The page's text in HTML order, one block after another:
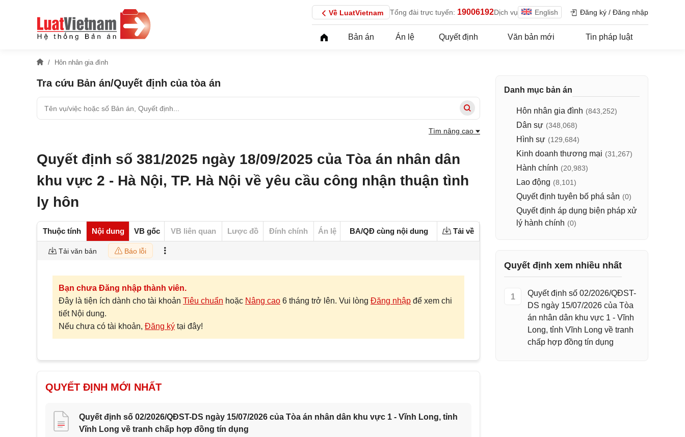
Về LuatVietnam Tổng đài trực tuyến: 19006192Dịch vụ English Đăng ký / Đăng nhập
Bản án Án lệ Quyết định Văn bản mới Tin pháp luật
Hôn nhân gia đình
Tra cứu Bản án/Quyết định của tòa án
Tìm nâng cao
Quyết định số 381/2025 ngày 18/09/2025 của Tòa án nhân dân
khu vực 2 - Hà Nội, TP. Hà Nội về yêu cầu công nhận thuận tình
ly hôn
Thuộc tính Nội dung VB gốc VB liên quan Lược đồ Đính chính Án lệ BA/QĐ cùng nội dung Tải về
Tải văn bản Báo lỗi
Bạn chưa Đăng nhập thành viên.
Đây là tiện ích dành cho tài khoản Tiêu chuẩn hoặc Nâng cao 6 tháng trở lên. Vui lòng Đăng nhập để xem chi
tiết Nội dung.
Nếu chưa có tài khoản, Đăng ký tại đây!
QUYẾT ĐỊNH MỚI NHẤT
Quyết định số 02/2026/QĐST-DS ngày 15/07/2026 của Tòa án nhân dân khu vực 1 - Vĩnh Long, tỉnh
Vĩnh Long về tranh chấp hợp đồng tín dụng
Danh mục bản án
Hôn nhân gia đình (843,252)
Dân sự (348,068)
Hình sự (129,684)
Kinh doanh thương mại (31,267)
Hành chính (20,983)
Lao động (8,101)
Quyết định tuyên bố phá sản (0)
Quyết định áp dụng biện pháp xử
lý hành chính (0)
Quyết định xem nhiều nhất
1
Quyết định số 02/2026/QĐST-
DS ngày 15/07/2026 của Tòa
án nhân dân khu vực 1 - Vĩnh
Long, tỉnh Vĩnh Long về tranh
chấp hợp đồng tín dụng